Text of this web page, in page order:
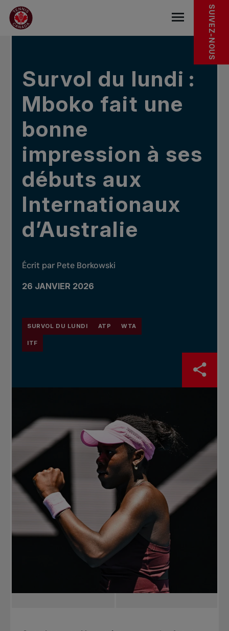
Sauter au menu principal
Sauter au contenu principal
Sauter au pied de page
DANS LES NOUVELLES SUIVEZ-NOUS
Survol du lundi :
Mboko fait une
bonne
impression à ses
débuts aux
Internationaux
d’Australie
Écrit par Pete Borkowski
26 JANVIER 2026
SURVOL DU LUNDI ATP WTA
ITF